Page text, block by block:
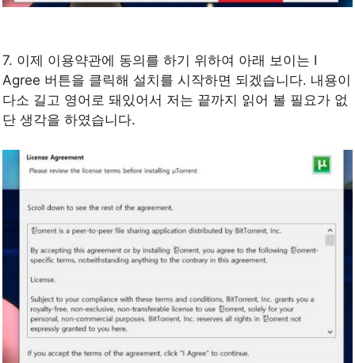
7. 이제 이용약관에 동의를 하기 위하여 아래 보이는 I
Agree 버튼을 클릭해 설치를 시작하면 되겠습니다. 내용이
다소 길고 영어로 돼있어서 저는 끝까지 읽어 볼 필요가 없
단 생각을 하였습니다.